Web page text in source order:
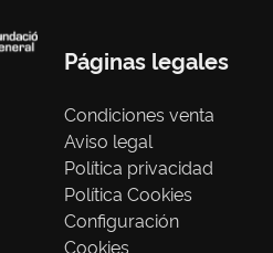
Páginas legales
Condiciones venta
Aviso legal
Política privacidad
Política Cookies
Configuración
Cookies